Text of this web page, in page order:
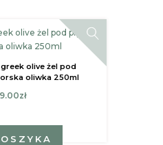
greek olive żel pod
oliwka 250ml